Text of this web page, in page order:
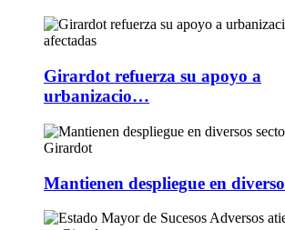
Girardot refuerza su apoyo a
urbanizacio…
Mantienen despliegue en